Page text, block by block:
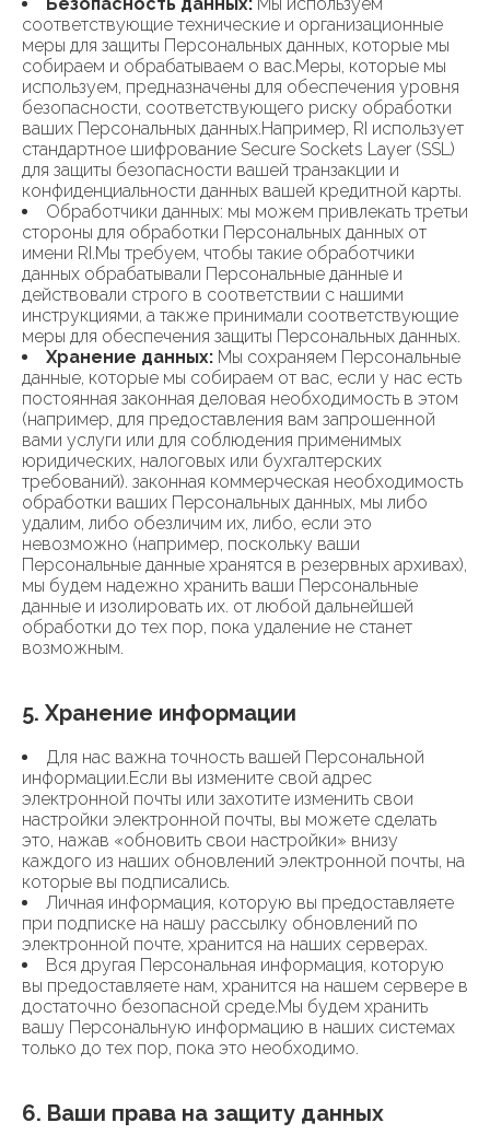
соответствующие технические и организационные
меры для защиты Персональных данных, которые мы
собираем и обрабатываем о вас.Меры, которые мы
используем, предназначены для обеспечения уровня
безопасности, соответствующего риску обработки
ваших Персональных данных.Например, RI использует
стандартное шифрование Secure Sockets Layer (SSL)
для защиты безопасности вашей транзакции и
конфиденциальности данных вашей кредитной карты.
Обработчики данных: мы можем привлекать третьи
стороны для обработки Персональных данных от
имени RI.Мы требуем, чтобы такие обработчики
данных обрабатывали Персональные данные и
действовали строго в соответствии с нашими
инструкциями, а также принимали соответствующие
меры для обеспечения защиты Персональных данных.
Хранение данных: Мы сохраняем Персональные
данные, которые мы собираем от вас, если у нас есть
постоянная законная деловая необходимость в этом
(например, для предоставления вам запрошенной
вами услуги или для соблюдения применимых
юридических, налоговых или бухгалтерских
требований). законная коммерческая необходимость
обработки ваших Персональных данных, мы либо
удалим, либо обезличим их, либо, если это
невозможно (например, поскольку ваши
Персональные данные хранятся в резервных архивах),
мы будем надежно хранить ваши Персональные
данные и изолировать их. от любой дальнейшей
обработки до тех пор, пока удаление не станет
возможным.
5. Хранение информации
Для нас важна точность вашей Персональной
информации.Если вы измените свой адрес
электронной почты или захотите изменить свои
настройки электронной почты, вы можете сделать
это, нажав «обновить свои настройки» внизу
каждого из наших обновлений электронной почты, на
которые вы подписались.
Личная информация, которую вы предоставляете
при подписке на нашу рассылку обновлений по
электронной почте, хранится на наших серверах.
Вся другая Персональная информация, которую
вы предоставляете нам, хранится на нашем сервере в
достаточно безопасной среде.Мы будем хранить
вашу Персональную информацию в наших системах
только до тех пор, пока это необходимо.
6. Ваши права на защиту данных